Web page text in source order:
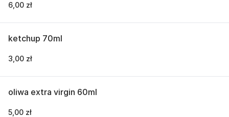
6,00 zł
ketchup 70ml
3,00 zł
oliwa extra virgin 60ml
5,00 zł